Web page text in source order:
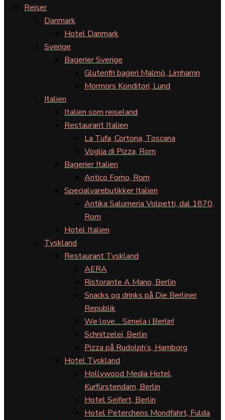
Rejser
Danmark
Hotel Danmark
Sverige
Bagerier Sverige
Glutenfri bageri Malmö, Limhamn
Mormors Konditori, Lund
Italien
Italien som rejseland
Restaurant Italien
La Tufa, Cortona, Toscana
Voglia di Pizza, Rom
Bagerier Italien
Antico Forno, Rom
Specialvarebutikker Italien
Antika Salumeria Volpetti, dal 1870,
Rom
Hotel Italien
Tyskland
Restaurant Tyskland
AERA
Ristorante A Mano, Berlin
Snacks og drinks på Die Berliner
Republik
We love… Simela i Berlin!
Schnitzelei, Berlin
Pizza på Rudolph’s, Hamborg
Hotel Tyskland
Hollywood Media Hotel,
Kurfürstendam, Berlin
Hotel Seifert, Berlin
Hotel Peterchens Mondfahrt, Fulda